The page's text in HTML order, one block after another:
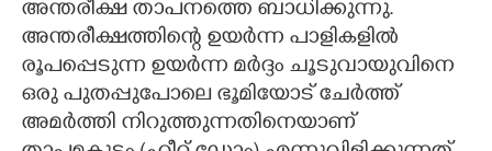
അന്തരീക്ഷ താപനത്തെ ബാധിക്കുന്നു.
അന്തരീക്ഷത്തിന്റെ ഉയർന്ന പാളികളിൽ
രൂപപ്പെടുന്ന ഉയർന്ന മർദ്ദം ചൂടുവായുവിനെ
ഒരു പുതപ്പുപോലെ ഭൂമിയോട് ചേർത്ത്
അമർത്തി നിറുത്തുന്നതിനെയാണ്